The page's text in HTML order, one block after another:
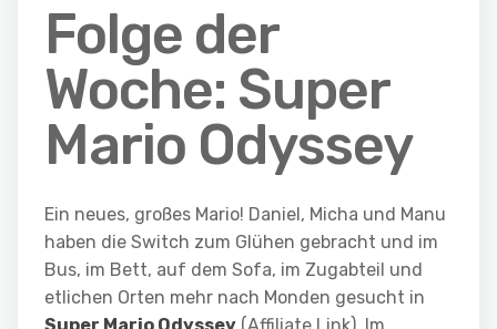
Folge der
Woche: Super
Mario Odyssey
Ein neues, großes Mario! Daniel, Micha und Manu
haben die Switch zum Glühen gebracht und im
Bus, im Bett, auf dem Sofa, im Zugabteil und
etlichen Orten mehr nach Monden gesucht in